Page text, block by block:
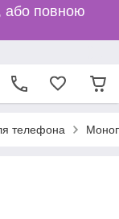
або повною
телефона